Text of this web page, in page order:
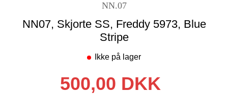
NN.07
NN07, Skjorte SS, Freddy 5973, Blue
Stripe
Ikke på lager
500,00 DKK